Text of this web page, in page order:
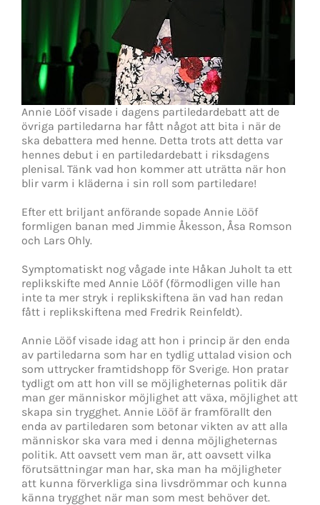
Annie Lööf visade i dagens partiledardebatt att de
övriga partiledarna har fått något att bita i när de
ska debattera med henne. Detta trots att detta var
hennes debut i en partiledardebatt i riksdagens
plenisal. Tänk vad hon kommer att uträtta när hon
blir varm i kläderna i sin roll som partiledare!
Efter ett briljant anförande sopade Annie Lööf
formligen banan med Jimmie Åkesson, Åsa Romson
och Lars Ohly.
Symptomatiskt nog vågade inte Håkan Juholt ta ett
replikskifte med Annie Lööf (förmodligen ville han
inte ta mer stryk i replikskiftena än vad han redan
fått i replikskiftena med Fredrik Reinfeldt).
Annie Lööf visade idag att hon i princip är den enda
av partiledarna som har en tydlig uttalad vision och
som uttrycker framtidshopp för Sverige. Hon pratar
tydligt om att hon vill se möjligheternas politik där
man ger människor möjlighet att växa, möjlighet att
skapa sin trygghet. Annie Lööf är framförallt den
enda av partiledaren som betonar vikten av att alla
människor ska vara med i denna möjligheternas
politik. Att oavsett vem man är, att oavsett vilka
förutsättningar man har, ska man ha möjligheter
att kunna förverkliga sina livsdrömmar och kunna
känna trygghet när man som mest behöver det.